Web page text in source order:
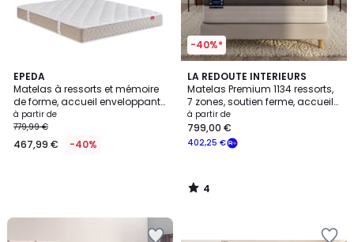
EPEDA
Matelas à ressorts et mémoire
de forme, accueil enveloppant-
EGERIE 3
à partir de
779,99 €
467,99 € -40%
-40%*
LA REDOUTE INTERIEURS
Matelas Premium 1134 ressorts,
7 zones, soutien ferme, accueil
mémoire de forme
à partir de
402,25 €
799,00 €
4
/
5
4
/